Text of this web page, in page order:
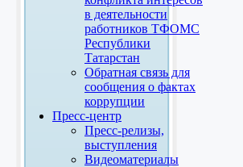
в деятельности
работников ТФОМС
Республики
Татарстан
Обратная связь для
сообщения о фактах
коррупции
Пресс-центр
Пресс-релизы,
выступления
Видеоматериалы